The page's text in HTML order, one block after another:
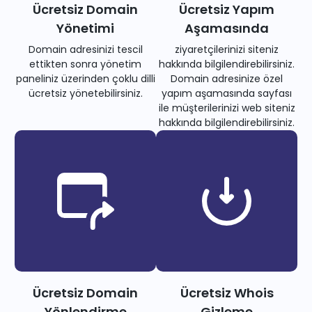
Ücretsiz Domain
Yönetimi
Domain adresinizi tescil
ettikten sonra yönetim
paneliniz üzerinden çoklu dilli
ücretsiz yönetebilirsiniz.
Ücretsiz Yapım
Aşamasında
ziyaretçilerinizi siteniz
hakkında bilgilendirebilirsiniz.
Domain adresinize özel
yapım aşamasında sayfası
ile müşterilerinizi web siteniz
hakkında bilgilendirebilirsiniz.
Ücretsiz Domain
Ücretsiz Whois